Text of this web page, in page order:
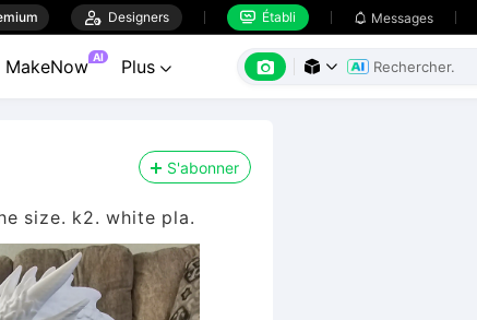
 Designers  Établi  Messages
MakeNow AI Plus    
S'abonner
size. k2. white pla.